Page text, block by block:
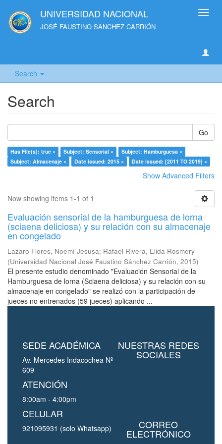
UNIVERSIDAD NACIONAL
JOSÉ FAUSTINO SANCHEZ CARRIÓN
Search
Search
Go
Has File(s): true × Subject: Sensorial ×
Subject: Hamburguesa ×
Subject: Almacenaje ×
Date issued: 2015 × Date issued: [2011 TO 2019] ×
Show Advanced Filters
Now showing items 1-1 of 1
Evaluación sensorial de la hamburguesa de lorna
(sciaena deliciosa) y su relación con su almacenaje
en congelado
Lazaro Flores, Noemí Jesusa; Rafael Rivera, Elida Rosmery
(Universidad Nacional José Faustino Sánchez Carrión, 2015)
El presente estudio denominado "Evaluación Sensorial de la
Hamburguesa de lorna (Sciaena deliciosa) y su relación con su
almacenaje en congelado" se realizó con la participación de
jueces no entrenados (59 jueces) aplicando ...
SEDE ACADÉMICA
Av. Mercedes Indacochea Nº
609
ATENCIÓN
8:00am - 4:00pm
CELULAR
921095931 (solo Whatsapp)
NUESTRAS REDES
SOCIALES
CORREO
ELECTRÓNICO